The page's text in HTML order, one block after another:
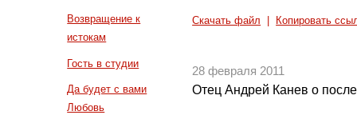
Возвращение к
истокам
Гость в студии
Да будет с вами
Любовь
Скачать файл Копировать
28 февраля 2011
Отец Андрей Канев о